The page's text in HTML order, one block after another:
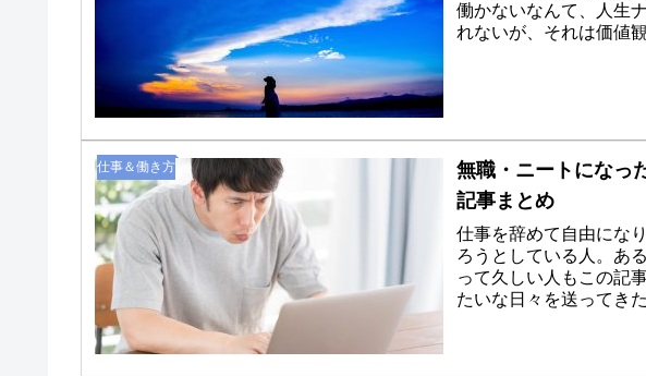
働かないなんて、人生
れないが、それは価値
仕事＆働き方
無職・ニートになっ
記事まとめ
仕事を辞めて自由にな
ろうとしている人。あ
って久しい人もこの記
たいな日々を送ってき